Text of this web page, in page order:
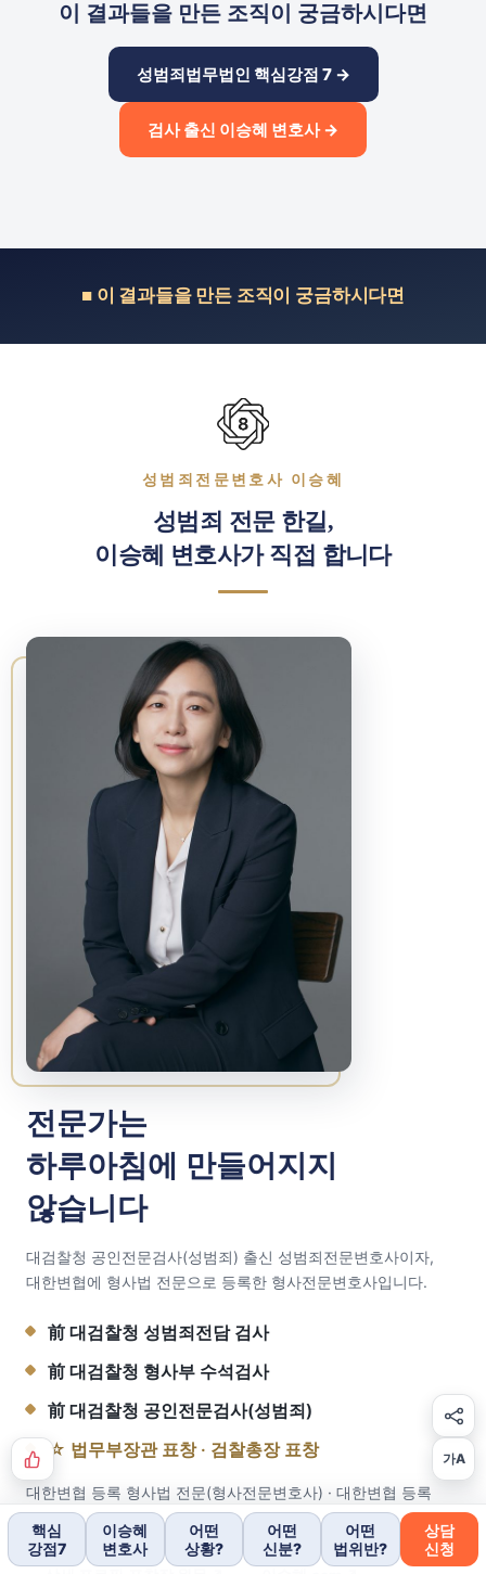
이 결과들을 만든 조직이 궁금하시다면
성범죄법무법인 핵심강점 7 →
검사 출신 이승혜 변호사 →
■ 이 결과들을 만든 조직이 궁금하시다면
성범죄전문변호사 이승혜
성범죄 전문 한길,
이승혜 변호사가 직접 합니다
전문가는
하루아침에 만들어지지
않습니다
대검찰청 공인전문검사(성범죄) 출신 성범죄전문변호사이자,
대한변협에 형사법 전문으로 등록한 형사전문변호사입니다.
前 대검찰청 성범죄전담 검사
前 대검찰청 형사부 수석검사
前 대검찰청 공인전문검사(성범죄)
☆ 법무부장관 표창 · 검찰총장 표창
대한변협 등록 형사법 전문(형사전문변호사) · 대한변협 등록
소년법 전문
가A
핵심
강점7
이승혜
변호사
어떤
상황?
어떤
신분?
어떤
법위반?
상담
신청